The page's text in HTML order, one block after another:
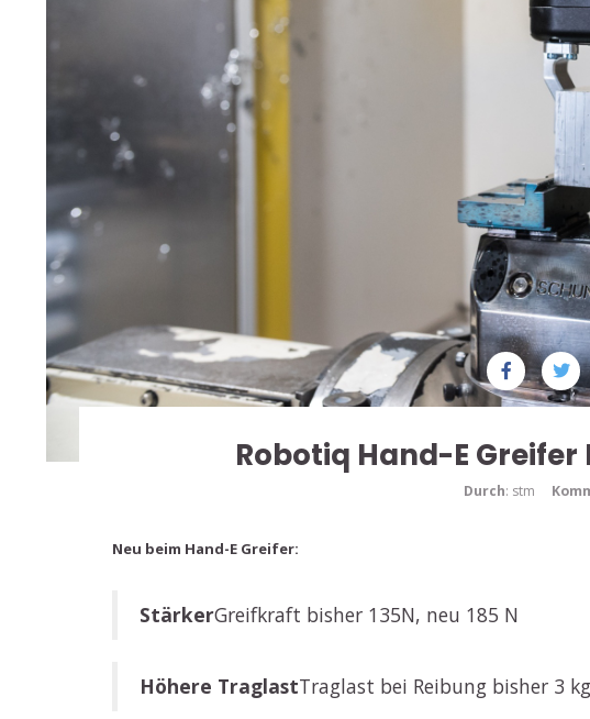
Robotiq Hand-E
Durch: stm
Neu beim Hand-E Greifer:
StärkerGreifkraft bisher 135N, neu 185 N
Höhere TraglastTraglast bei Reibung bisher 3